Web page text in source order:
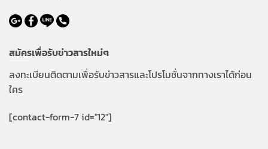
สมัครเพื่อรับข่าวสารใหม่ๆ
ลงทะเบียนติดตามเพื่อรับข่าวสารและโปรโมชั่นจากทางเราได้ก่อน
ใคร
[contact-form-7 id="12"]